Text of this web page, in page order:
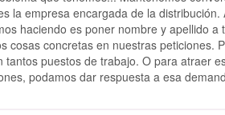
la empresa encargada de la
haciendo es poner nombre y apellido a
cosas concretas en nuestras peticiones.
puestos de trabajo. O para atraer
podamos dar respuesta a esa